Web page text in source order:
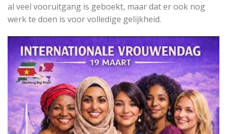
al veel vooruitgang is geboekt, maar dat er ook nog
werk te doen is voor volledige gelijkheid.